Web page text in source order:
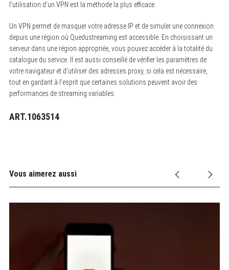
l’utilisation d’un VPN est la méthode la plus efficace.
Un VPN permet de masquer votre adresse IP et de simuler une connexion
depuis une région où Quedustreaming est accessible. En choisissant un
serveur dans une région appropriée, vous pouvez accéder à la totalité du
catalogue du service. Il est aussi conseillé de vérifier les paramètres de
votre navigateur et d’utiliser des adresses proxy, si cela est nécessaire,
tout en gardant à l’esprit que certaines solutions peuvent avoir des
performances de streaming variables.
ART.1063514
Vous aimerez aussi